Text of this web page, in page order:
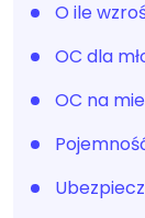
O ile
OC dla
OC na